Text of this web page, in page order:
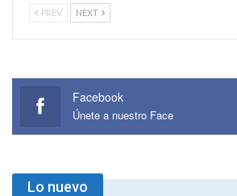
PREV NEXT
Facebook
Únete a nuestro Face
Lo nuevo